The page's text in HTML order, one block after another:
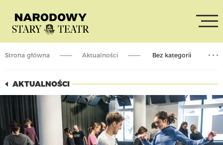
Strona główna Bez kategorii
Aktualności
AKTUALNOŚCI